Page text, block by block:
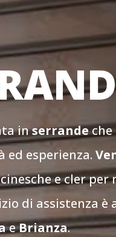
inserrandeche
ed esperienza.
e cler per
di assistenza è
eBrianza.